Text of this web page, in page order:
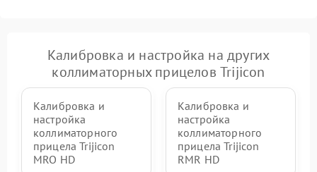
Калибровка и настройка на других
коллиматорных прицелов Trijicon
Калибровка и
настройка
коллиматорного
прицела Trijicon
MRO HD
Калибровка и
настройка
коллиматорного
прицела Trijicon
RMR HD